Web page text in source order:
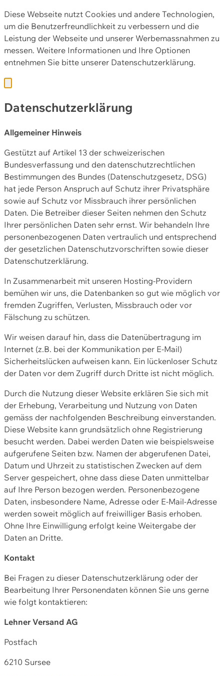
Diese Webseite nutzt Cookies und andere Technologien,
um die Benutzerfreundlichkeit zu verbessern und die
Leistung der Webseite und unserer Werbemassnahmen zu
messen. Weitere Informationen und Ihre Optionen
entnehmen Sie bitte unserer Datenschutzerklärung.
Datenschutzerklärung
Allgemeiner Hinweis
Gestützt auf Artikel 13 der schweizerischen
Bundesverfassung und den datenschutzrechtlichen
Bestimmungen des Bundes (Datenschutzgesetz, DSG)
hat jede Person Anspruch auf Schutz ihrer Privatsphäre
sowie auf Schutz vor Missbrauch ihrer persönlichen
Daten. Die Betreiber dieser Seiten nehmen den Schutz
Ihrer persönlichen Daten sehr ernst. Wir behandeln Ihre
personenbezogenen Daten vertraulich und entsprechend
der gesetzlichen Datenschutzvorschriften sowie dieser
Datenschutzerklärung.
In Zusammenarbeit mit unseren Hosting-Providern
bemühen wir uns, die Datenbanken so gut wie möglich vor
fremden Zugriffen, Verlusten, Missbrauch oder vor
Fälschung zu schützen.
Wir weisen darauf hin, dass die Datenübertragung im
Internet (z.B. bei der Kommunikation per E-Mail)
Sicherheitslücken aufweisen kann. Ein lückenloser Schutz
der Daten vor dem Zugriff durch Dritte ist nicht möglich.
Durch die Nutzung dieser Website erklären Sie sich mit
der Erhebung, Verarbeitung und Nutzung von Daten
gemäss der nachfolgenden Beschreibung einverstanden.
Diese Website kann grundsätzlich ohne Registrierung
besucht werden. Dabei werden Daten wie beispielsweise
aufgerufene Seiten bzw. Namen der abgerufenen Datei,
Datum und Uhrzeit zu statistischen Zwecken auf dem
Server gespeichert, ohne dass diese Daten unmittelbar
auf Ihre Person bezogen werden. Personenbezogene
Daten, insbesondere Name, Adresse oder E-Mail-Adresse
werden soweit möglich auf freiwilliger Basis erhoben.
Ohne Ihre Einwilligung erfolgt keine Weitergabe der
Daten an Dritte.
Kontakt
Bei Fragen zu dieser Datenschutzerklärung oder der
Bearbeitung Ihrer Personendaten können Sie uns gerne
wie folgt kontaktieren:
Lehner Versand AG
Postfach
6210 Sursee